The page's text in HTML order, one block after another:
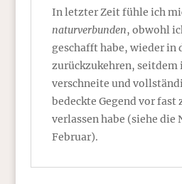
In letzter Zeit fühle ich
naturverbunden, obwohl
geschafft habe, wieder in
zurückzukehren, seitdem
verschneite und
bedeckte Gegend vor fast
verlassen habe (siehe die
Februar).